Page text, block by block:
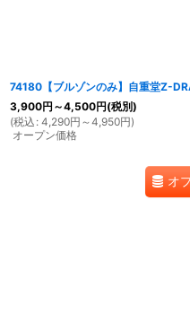
74180【ブルゾンのみ】自重堂Z-
3,900円 ～4,500円(税別)
(税込 : 4,290円 ～4,950円)
オープン価格
オ